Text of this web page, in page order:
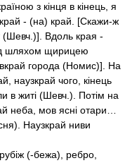
з кінця в кінець, я
- (на) край. [Скажи-ж
(Шевч.)]. Вдоль края -
шляхом щирицею
города (Номис)]. На
наузкрай чого, кінець
в житі (Шевч.). Потім на
неба, мов ясні отари…
Наузкрай ниви
(-бежа), ребро,